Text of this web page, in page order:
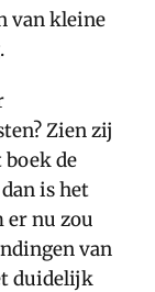
van kleine
Zien zij
de
is het
er nu zou
van
duidelijk